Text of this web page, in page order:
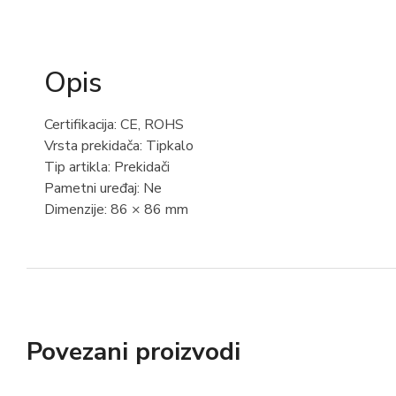
Opis
Certifikacija: CE, ROHS
Vrsta prekidača: Tipkalo
Tip artikla: Prekidači
Pametni uređaj: Ne
Dimenzije: 86 × 86 mm
Povezani proizvodi